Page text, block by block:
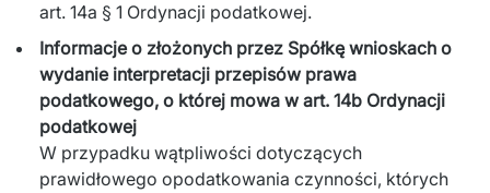
art. 14a § 1 Ordynacji podatkowej.
Informacje o złożonych przez Spółkę wnioskach o
wydanie interpretacji przepisów prawa
podatkowego, o której mowa w art. 14b Ordynacji
podatkowej
W przypadku wątpliwości dotyczących
prawidłowego opodatkowania czynności, których